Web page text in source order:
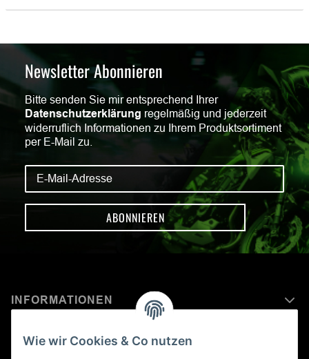
Newsletter Abonnieren
Bitte senden Sie mir entsprechend Ihrer
Datenschutzerklärung regelmäßig und jederzeit
widerruflich Informationen zu Ihrem Produktsortiment
per E-Mail zu.
ABONNIEREN
INFORMATIONEN
MEHR ERFAHREN ÜBER
Wie wir Cookies & Co nutzen